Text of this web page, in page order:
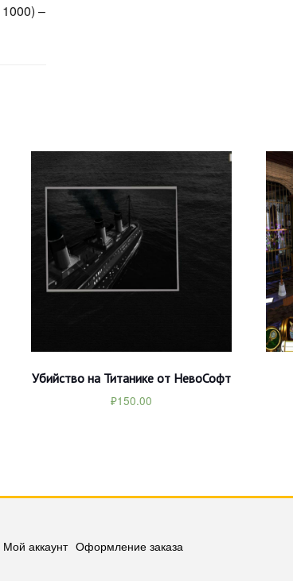
–
Убийство на Титанике от НевоСофт
₽150.00
Мой аккаунт Оформление заказа